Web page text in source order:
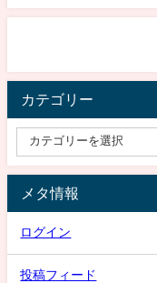
カテゴリー
メタ情報
ログイン
投稿フィード